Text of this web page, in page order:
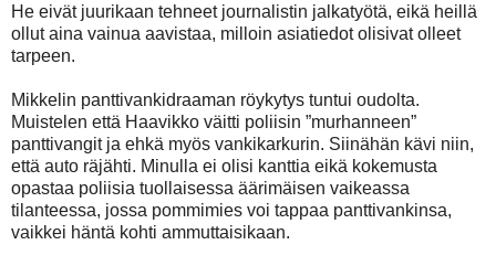
He eivät juurikaan tehneet journalistin jalkatyötä, eikä heillä
ollut aina vainua aavistaa, milloin asiatiedot olisivat olleet
tarpeen.
Mikkelin panttivankidraaman röykytys tuntui oudolta.
Muistelen että Haavikko väitti poliisin ”murhanneen”
panttivangit ja ehkä myös vankikarkurin. Siinähän kävi niin,
että auto räjähti. Minulla ei olisi kanttia eikä kokemusta
opastaa poliisia tuollaisessa äärimäisen vaikeassa
tilanteessa, jossa pommimies voi tappaa panttivankinsa,
vaikkei häntä kohti ammuttaisikaan.